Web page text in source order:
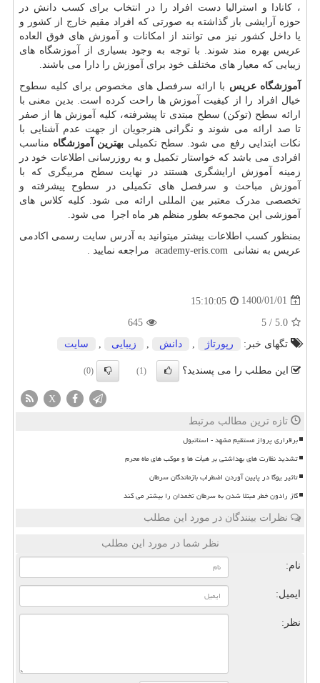
، کانادا و استرالیا دست افراد را در انتخاب برای کسب دانش در
حوزه آرایشی باز گذاشته به صورتی که افراد مقیم خارج از کشور و
یا داخل کشور نیز می توانند از امکانات و آموزش های فوق العاده
عریس بهره مند شوند. با توجه به وجود بسیاری از آموزشگاه های
زیبایی که معیار های مختلف خود برای آموزش را دارا می باشند.
آموزشگاه عریس با ارائه سرفصل های مخصوص برای کلیه سطوح
خیال افراد را از کیفیت آموزش ها راحت کرده است. بدین معنی با
ارائه سطح (توکن) سطح مبتدی تا پیشرفته، کلیه آموزش ها از صفر
تا صد ارائه می شوند و نگرانی هنرجویان از جهت عدم آشنایی با
نکات ابتدایی رفع می شود. سطح تکمیلی بهترین آموزشگاه مناسب
افرادی می باشد که خواستار تکمیل و به روزرسانی اطلاعات خود در
زمینه آموزش ارایشگری هستند در نهایت سطح مربیگری که با
آموزش مباحث و سرفصل های تکمیلی در سطوح پیشرفته و
تخصصی مدرک معتبر بین المللی ارائه می شود. کلیه کلاس های
آموزشی این مجموعه بطور منظم هر ماه اجرا می شود.
بمنظور کسب اطلاعات بیشتر میتوانید به آدرس سایت رسمی اکادمی
عریس به نشانی academy-eris.com مراجعه نمایید .
1400/01/01
15:10:05
5.0
/
5
645
تگهای خبر:
رپورتاژ دانش زیبایی سایت
این مطلب را می پسندید؟ (1)
(0)
X
تازه ترین مطالب مرتبط
برقراری پرواز مستقیم مشهد - استانبول
تشدید نظارت های بهداشتی بر هیأت ها و موکب های ماه محرم
تاثیر یوگا در پایین آوردن اضطراب بازماندگان سرطان
گاز رادون خطر مبتلا شدن به سرطان تخمدان را بیشتر می کند
نظرات بینندگان در مورد این مطلب
نظر شما در مورد این مطلب
نام:
ایمیل:
نظر: